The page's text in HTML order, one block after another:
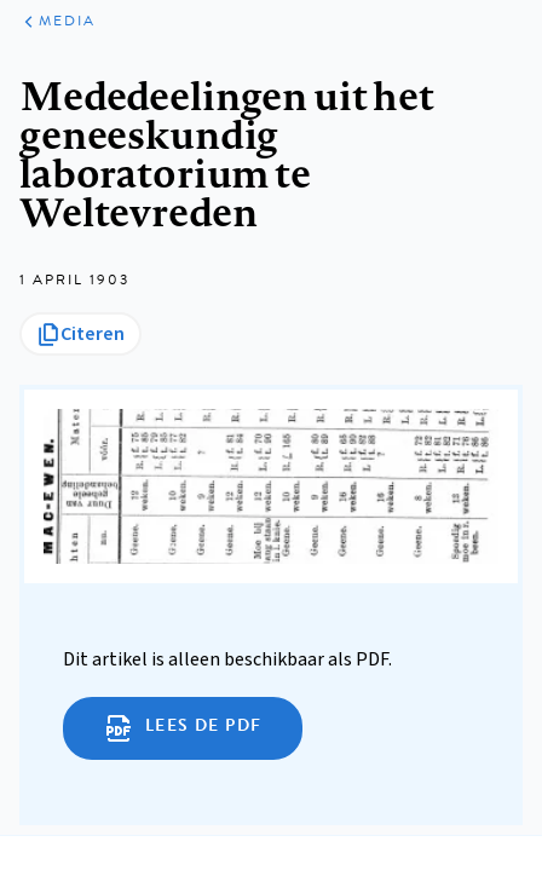
ARTIKELEN
VARIA
MEDIA
Mededeelingen uit het
geneeskundig
laboratorium te
Weltevreden
1 APRIL 1903
Citeren
Dit artikel is alleen beschikbaar als PDF.
LEES DE PDF